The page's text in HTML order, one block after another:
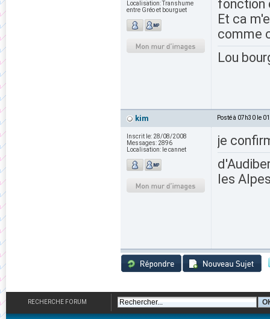
Localisation:Transhume
entre Gréo et bourguet
fonction
Et ca
comme
Lou
kim Posté à 07h30 le
Inscrit le: 28/08/2008
Messages: 2896
Localisation: le cannet
je
les
RECHERCHE FORUM